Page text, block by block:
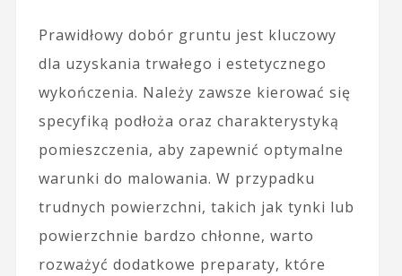
Prawidłowy dobór gruntu jest kluczowy
dla uzyskania trwałego i estetycznego
wykończenia. Należy zawsze kierować się
specyfiką podłoża oraz charakterystyką
pomieszczenia, aby zapewnić optymalne
warunki do malowania. W przypadku
trudnych powierzchni, takich jak tynki lub
powierzchnie bardzo chłonne, warto
rozważyć dodatkowe preparaty, które